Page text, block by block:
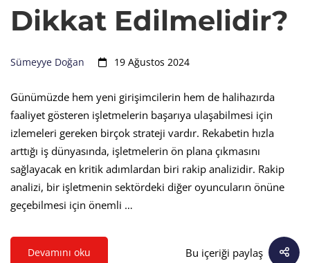
Dikkat Edilmelidir?
Sümeyye Doğan 19 Ağustos 2024
Günümüzde hem yeni girişimcilerin hem de halihazırda
faaliyet gösteren işletmelerin başarıya ulaşabilmesi için
izlemeleri gereken birçok strateji vardır. Rekabetin hızla
arttığı iş dünyasında, işletmelerin ön plana çıkmasını
sağlayacak en kritik adımlardan biri rakip analizidir. Rakip
analizi, bir işletmenin sektördeki diğer oyuncuların önüne
geçebilmesi için önemli …
Devamını oku Bu içeriği paylaş